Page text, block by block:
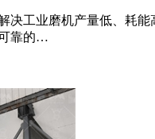
决工业磨机产量低、耗
靠的…